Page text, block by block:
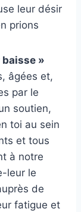
leur désir
prions
baisse »
âgées et,
par le
soutien,
toi au sein
et tous
à notre
leur le
de
fatigue et